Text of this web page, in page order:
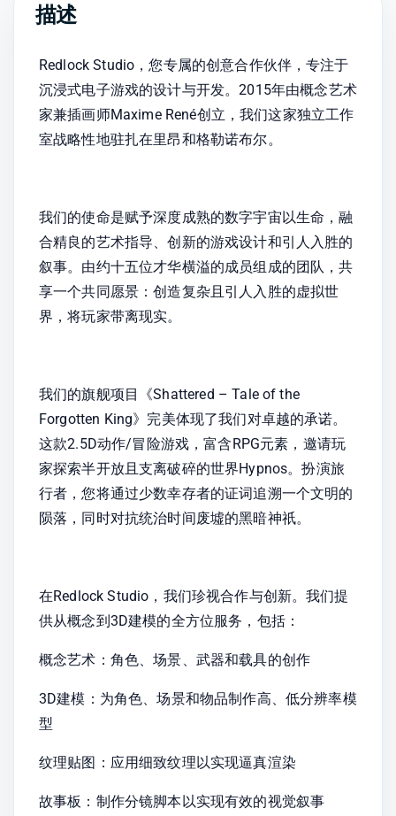
描述
Redlock Studio，您专属的创意合作伙伴，专注于
沉浸式电子游戏的设计与开发。2015年由概念艺术
家兼插画师Maxime René创立，我们这家独立工作
室战略性地驻扎在里昂和格勒诺布尔。
我们的使命是赋予深度成熟的数字宇宙以生命，融
合精良的艺术指导、创新的游戏设计和引人入胜的
叙事。由约十五位才华横溢的成员组成的团队，共
享一个共同愿景：创造复杂且引人入胜的虚拟世
界，将玩家带离现实。
我们的旗舰项目《Shattered – Tale of the
Forgotten King》完美体现了我们对卓越的承诺。
这款2.5D动作/冒险游戏，富含RPG元素，邀请玩
家探索半开放且支离破碎的世界Hypnos。扮演旅
行者，您将通过少数幸存者的证词追溯一个文明的
陨落，同时对抗统治时间废墟的黑暗神祇。
在Redlock Studio，我们珍视合作与创新。我们提
供从概念到3D建模的全方位服务，包括：
概念艺术：角色、场景、武器和载具的创作
3D建模：为角色、场景和物品制作高、低分辨率模
型
纹理贴图：应用细致纹理以实现逼真渲染
故事板：制作分镜脚本以实现有效的视觉叙事